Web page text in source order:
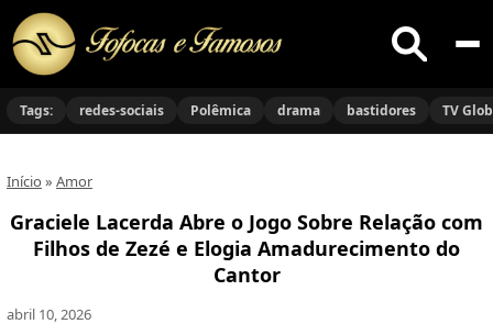
Buscar
no
Tags: redes-sociais Polêmica drama bastidores TV
Início » Amor
Graciele Lacerda Abre o Jogo Sobre Relação com
Filhos de Zezé e Elogia Amadurecimento do
Cantor
abril 10, 2026